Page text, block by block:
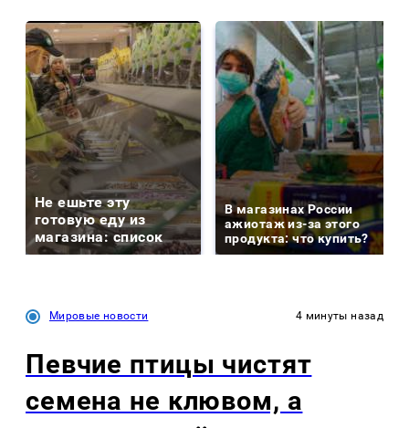
Не ешьте эту
готовую еду из
магазина: список
В магазинах России
ажиотаж из-за этого
продукта: что купить?
Мировые новости 4 минуты назад
Певчие птицы чистят
семена не клювом, а